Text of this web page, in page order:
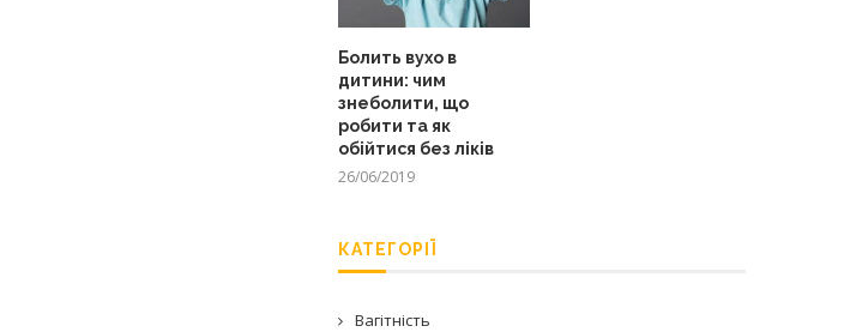
Болить вухо в
дитини: чим
знеболити, що
робити та як
обійтися без ліків
26/06/2019
КАТЕГОРІЇ
Вагітність